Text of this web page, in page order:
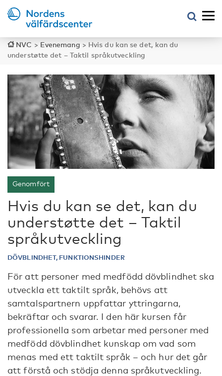
NVC > Evenemang > Hvis du kan se det, kan du
understøtte det – Taktil språkutveckling
Genomfört
Hvis du kan se det, kan du
understøtte det – Taktil
språkutveckling
DÖVBLINDHET, FUNKTIONSHINDER
För att personer med medfödd dövblindhet ska
utveckla ett taktilt språk, behövs att
samtalspartnern uppfattar yttringarna,
bekräftar och svarar. I den här kursen får
professionella som arbetar med personer med
medfödd dövblindhet kunskap om vad som
menas med ett taktilt språk – och hur det går
att förstå och stödja denna språkutveckling.